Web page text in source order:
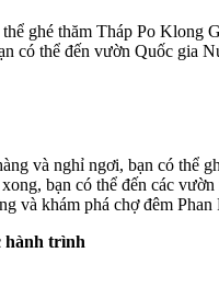
ghé thăm Tháp Po Klong
có thể đến vườn Quốc gia
và nghỉ ngơi, bạn có thể
bạn có thể đến các
và khám phá chợ đêm Phan
hành trình